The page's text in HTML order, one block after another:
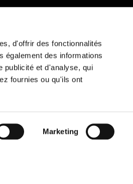
d'offrir des fonctionnalités
également des informations
publicité et d'analyse, qui
fournies ou qu'ils ont
Marketing